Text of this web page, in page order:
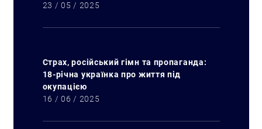
23 / 05 / 2025
Страх, російський гімн та пропаганда:
18-річна українка про життя під
окупацією
16 / 06 / 2025